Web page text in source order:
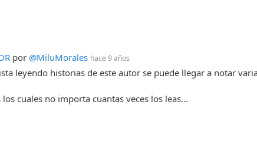
por @MiluMorales hace 9 años
leyendo historias de este autor se puede llegar a notar
cuales no importa cuantas veces los leas...